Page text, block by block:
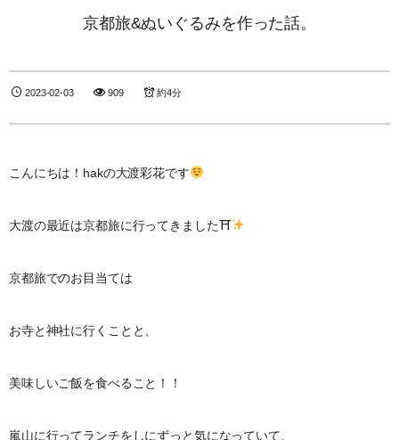
京都旅&ぬいぐるみを作った話。
2023-02-03 909 約4分
こんにちは！hakの大渡彩花です
大渡の最近は京都旅に行ってきました⛩
京都旅でのお目当ては
お寺と神社に行くことと、
美味しいご飯を食べること！！
嵐山に行ってランチをしにずっと気になっていて、